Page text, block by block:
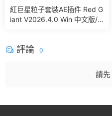
紅巨星粒子套裝AE插件 Red G
iant V2026.4.0 Win 中文版/
評論 0
請先